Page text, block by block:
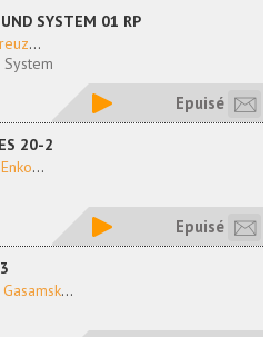
SYSTEM 01 RP
...
Epuisé
20-2
Enko...
Epuisé
...